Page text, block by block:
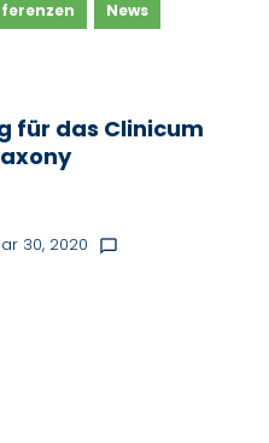
News
für das Clinicum
30, 2020 chat_bubble_outline